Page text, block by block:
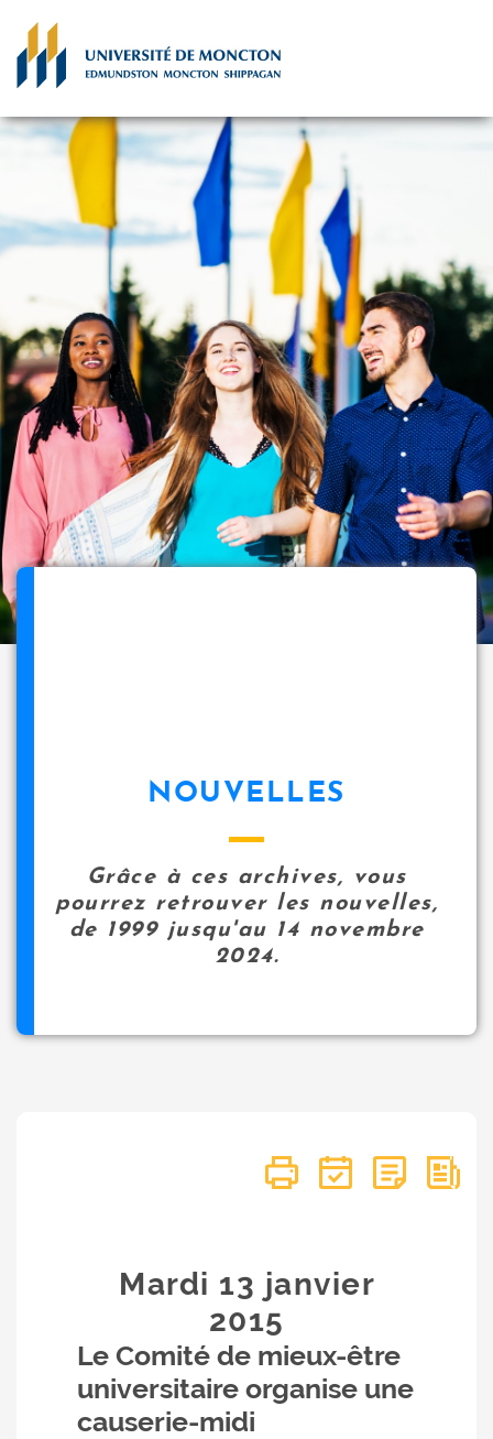
NOUVELLES
Grâce à ces archives, vous
pourrez retrouver les nouvelles,
de 1999 jusqu'au 14 novembre
2024.
Mardi 13 janvier
2015
Le Comité de mieux-être
universitaire organise une
causerie-midi